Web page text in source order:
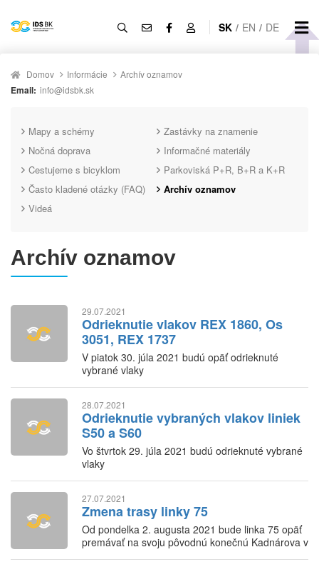
SK / EN / DE
Domov Informácie Archív oznamov
Email: info@idsbk.sk
Mapy a schémy
Zastávky na znamenie
Nočná doprava
Informačné materiály
Cestujeme s bicyklom
Parkoviská P+R, B+R a K+R
Často kladené otázky (FAQ)
Archív oznamov
Videá
Archív oznamov
29.07.2021
Odrieknutie vlakov REX 1860, Os
3051, REX 1737
V piatok 30. júla 2021 budú opäť odrieknuté
vybrané vlaky
28.07.2021
Odrieknutie vybraných vlakov liniek
S50 a S60
Vo štvrtok 29. júla 2021 budú odrieknuté vybrané
vlaky
27.07.2021
Zmena trasy linky 75
Od pondelka 2. augusta 2021 bude linka 75 opäť
premávať na svoju pôvodnú konečnú Kadnárova v